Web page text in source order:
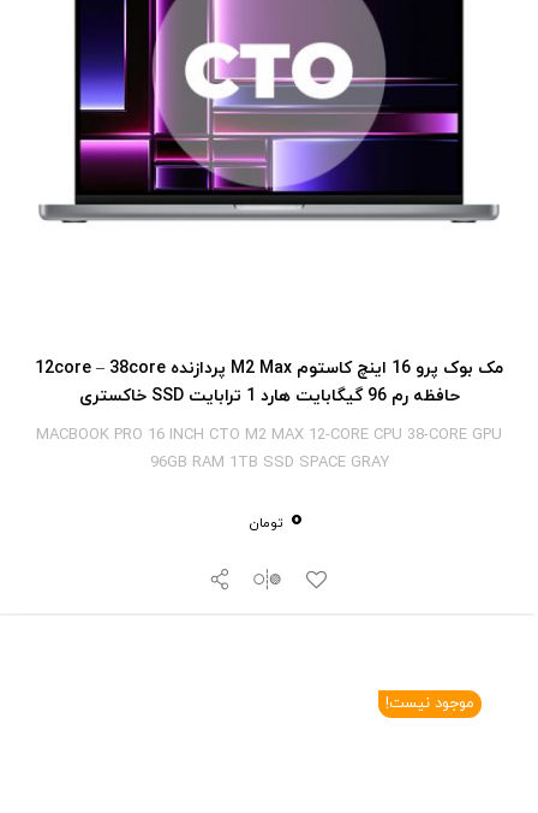
مک بوک پرو 16 اینچ کاستوم M2 Max پردازنده 12core – 38core
حافظه رم 96 گیگابایت هارد 1 ترابایت SSD خاکستری
MACBOOK PRO 16 INCH CTO M2 MAX 12-CORE CPU 38-CORE GPU
96GB RAM 1TB SSD SPACE GRAY
0 تومان
موجود نیست!